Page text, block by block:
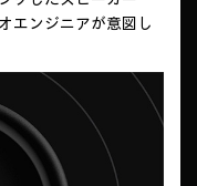
エンジニアが意図し